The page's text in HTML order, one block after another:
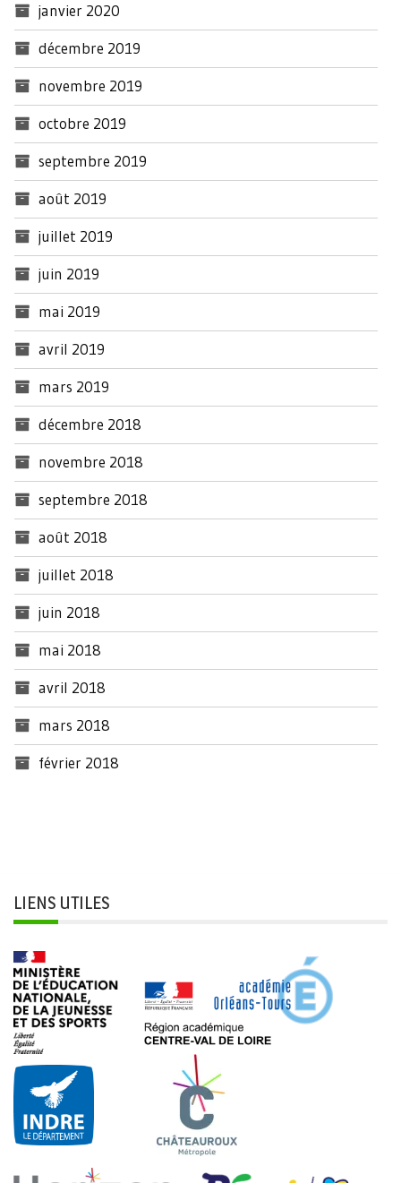
janvier 2020
décembre 2019
novembre 2019
octobre 2019
septembre 2019
août 2019
juillet 2019
juin 2019
mai 2019
avril 2019
mars 2019
décembre 2018
novembre 2018
septembre 2018
août 2018
juillet 2018
juin 2018
mai 2018
avril 2018
mars 2018
février 2018
LIENS UTILES